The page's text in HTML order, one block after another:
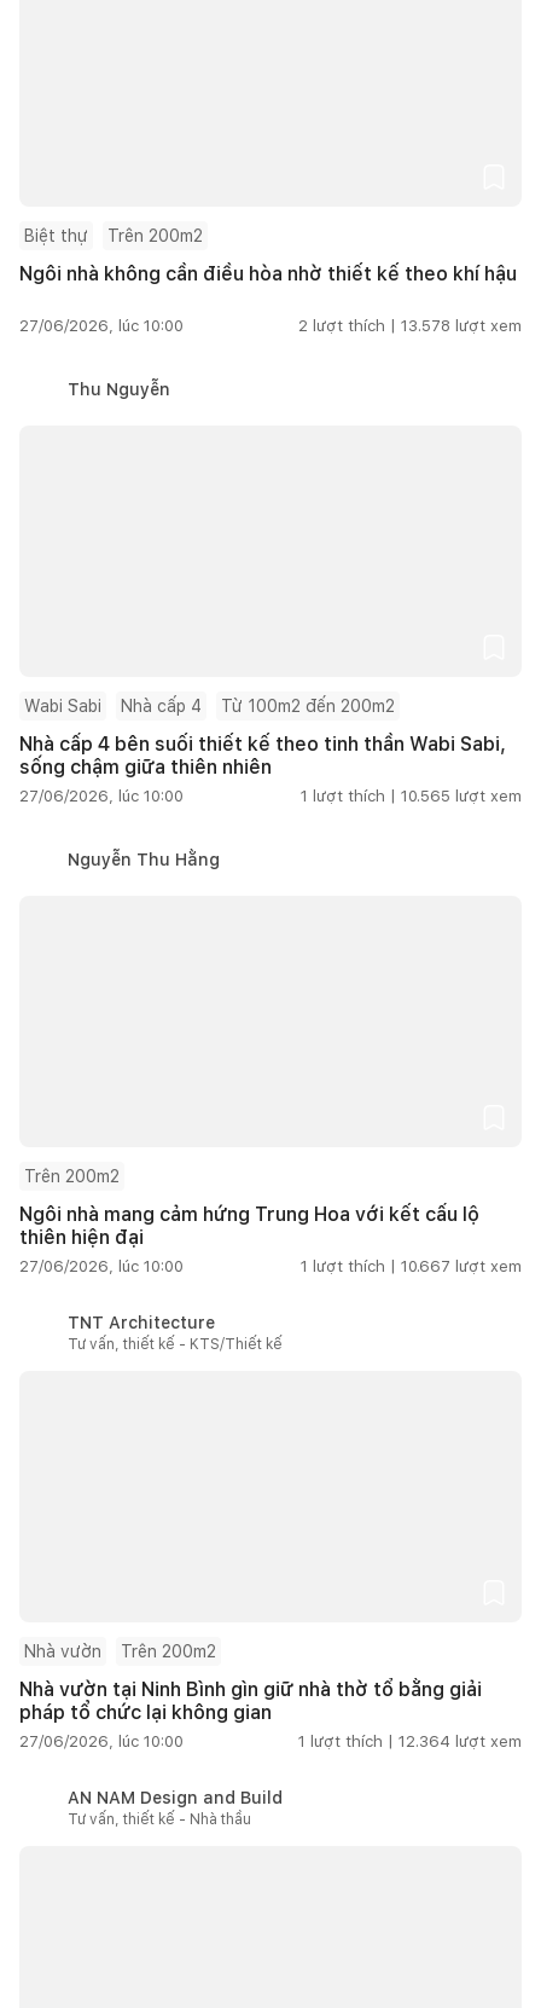
Biệt thự Trên 200m2
Ngôi nhà không cần điều hòa nhờ thiết kế theo khí hậu
27/06/2026, lúc 10:00 2 lượt thích | 13.578 lượt xem
Thu Nguyễn
Wabi Sabi Nhà cấp 4 Từ 100m2 đến 200m2
Nhà cấp 4 bên suối thiết kế theo tinh thần Wabi Sabi,
sống chậm giữa thiên nhiên
27/06/2026, lúc 10:00 1 lượt thích | 10.565 lượt xem
Nguyễn Thu Hằng
Trên 200m2
Ngôi nhà mang cảm hứng Trung Hoa với kết cấu lộ
thiên hiện đại
27/06/2026, lúc 10:00 1 lượt thích | 10.667 lượt xem
TNT Architecture
Tư vấn, thiết kế - KTS/Thiết kế
Nhà vườn Trên 200m2
Nhà vườn tại Ninh Bình gìn giữ nhà thờ tổ bằng giải
pháp tổ chức lại không gian
27/06/2026, lúc 10:00 1 lượt thích | 12.364 lượt xem
AN NAM Design and Build
Tư vấn, thiết kế - Nhà thầu